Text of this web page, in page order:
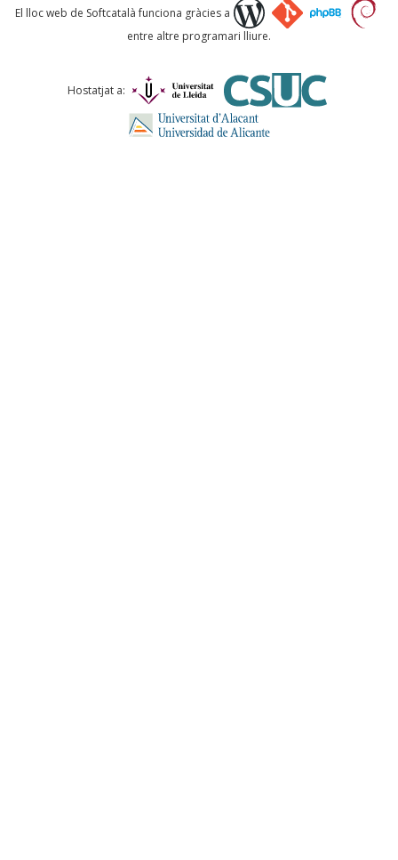
Què proposeu?
Comentari *
El lloc web de Softcatalà funciona gràcies a
entre altre programari lliure.
Hostatjat a: